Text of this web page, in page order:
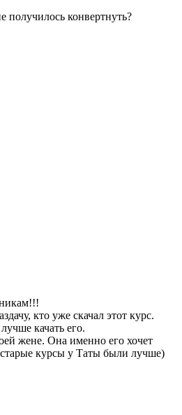
получилось конвертнуть?
кто уже скачал этот курс.
качать его.
жене. Она именно его хочет
курсы у Таты были лучше)